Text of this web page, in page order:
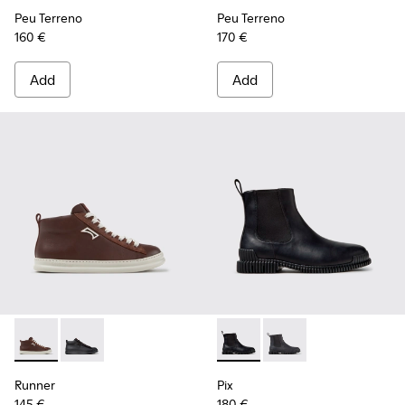
Peu Terreno
160 €
Add
Peu Terreno
170 €
Add
Runner - K300550-003 - Brown Leather and Nubuck
Runner - K300550-004
Runner
Pix - K300562-001 - Black
Pix - K300562-002
Pix